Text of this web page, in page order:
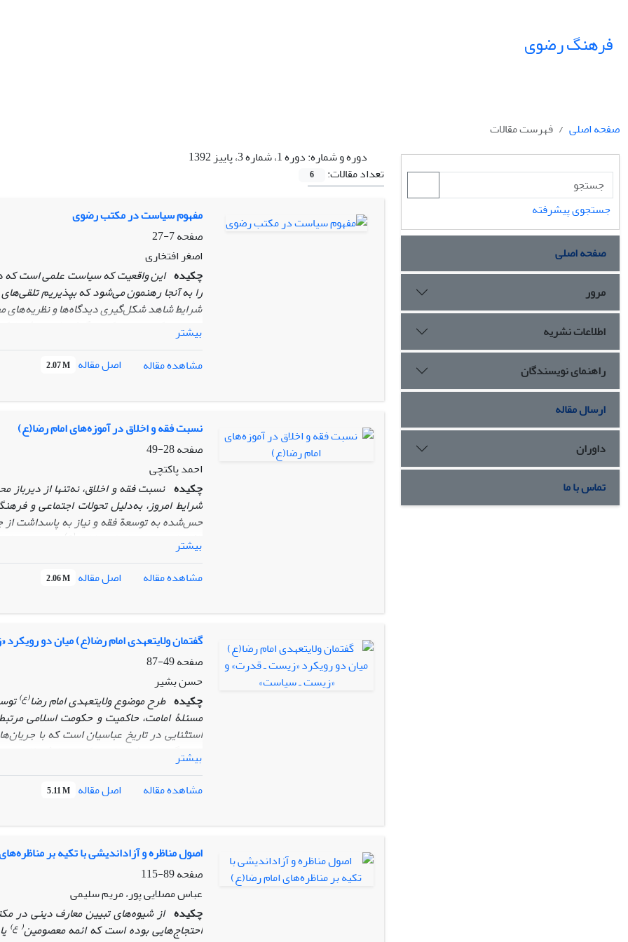
فرهنگ رضوی
صفحه اصلی
فهرست مقالات
دوره و شماره:دوره 1، شماره 3، پاییز 1392
تعداد مقالات:
6
مفهوم سیاست در مکتب رضوی
صفحه7-27
اصغر افتخاری
چکیده این واقعیت که سیاست علمی است که
را به آنجا رهنمون می‌شود که بپذیریم
شرایط شاهد شکل‌گیری دیدگاه‌‌ها و نظریه‌های
و مبانی مکتب رضوی که بر گرفته از سیرۀ
گفتمان اسلامی دارد؟ برای این منظور
معرفت‌شناسی، غایت‌شناسی و روش‌شناسی
که: سیاست در مکتب رضوی نه علم قدرت،
بیشتر
مشاهده مقاله
اصل مقاله 2.07 M
نسبت فقه و اخلاق در آموزه‌های امام رضا(ع)
صفحه28-49
احمد پاکتچی
چکیده نسبت فقه و اخلاق، نه‌تنها از
شرایط امروز، به‌دلیل تحولات اجتماعی و
حس‌شده به توسعة فقه و نیاز به پاسداشت از
یافته است. در
میان ائمه اطهار(ع) چنین می
حضرت ـ توجهی خاص به فقه و اخلاق مبذول
است. در این راستا می‌توان دریافت که نگرش
بر تأدیب در رفتار
بیشتر
مشاهده مقاله
اصل مقاله 2.06 M
گفتمان ولایتعهدی امام رضا(ع) میان دو
صفحه49-87
حسن بشیر
چکیده طرح موضوع ولایتعهدی امام رضا(ع)
مسئلۀ امامت، حاکمیت و حکومت اسلامی
استثنایی در تاریخ عباسیان است که با
ظهور
به‌مثابه یک گفتمان مؤثر در طرح دیدگاه‌های
«زیست ـ سیاست» مورد تحلیل قرار داده و
تدبیر) را بر پایۀ آن و با روش
بیشتر
مشاهده مقاله
اصل مقاله 5.11 M
اصول مناظره و آزاداندیشی با تکیه بر
صفحه89-115
عباس مصلایی پور، مریم سلیمی
چکیده از شیوه‌های تبیین معارف دینی در
احتجاج‌هایی بوده است که ائمه معصومین( ع)
جستجوی پیشرفته
صفحه اصلی
مرور
اطلاعات نشریه
راهنمای نویسندگان
ارسال مقاله
داوران
تماس با ما